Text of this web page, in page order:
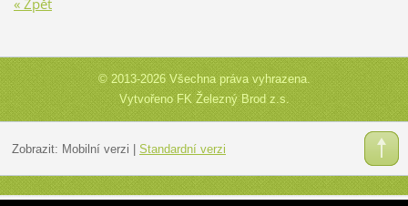
© 2013-2026 Všechna práva vyhrazena.
Vytvořeno FK Železný Brod z.s.
Zobrazit: Mobilní verzi Standardní verzi